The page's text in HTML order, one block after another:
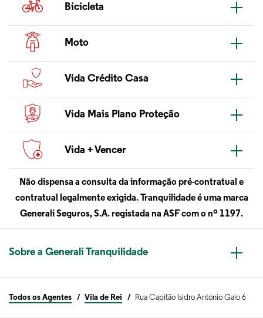
Bicicleta
Moto
Vida Crédito Casa
Vida Mais Plano Proteção
Vida + Vencer
Não dispensa a consulta da informação pré-contratual e
contratual legalmente exigida. Tranquilidade é uma marca
Generali Seguros, S.A. registada na ASF com o nº 1197.
Sobre a Generali Tranquilidade
Todos os Agentes Vila de Rei Rua Capitão Isidro António Gaio 6